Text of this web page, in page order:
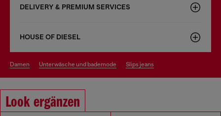
DELIVERY & PREMIUM SERVICES
HOUSE OF DIESEL
damen unterwäsche und bademode slips jeans
Look ergänzen